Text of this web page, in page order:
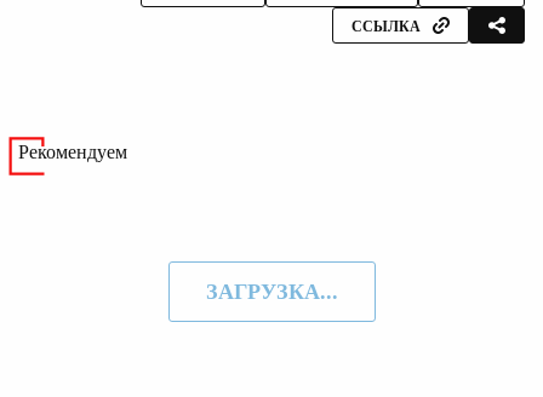
ССЫЛКА
Рекомендуем
ЗАГРУЗКА...